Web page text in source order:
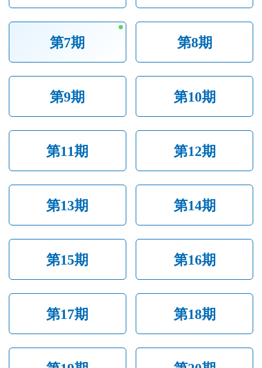
第7期 第8期
第9期 第10期
第11期 第12期
第13期 第14期
第15期 第16期
第17期 第18期